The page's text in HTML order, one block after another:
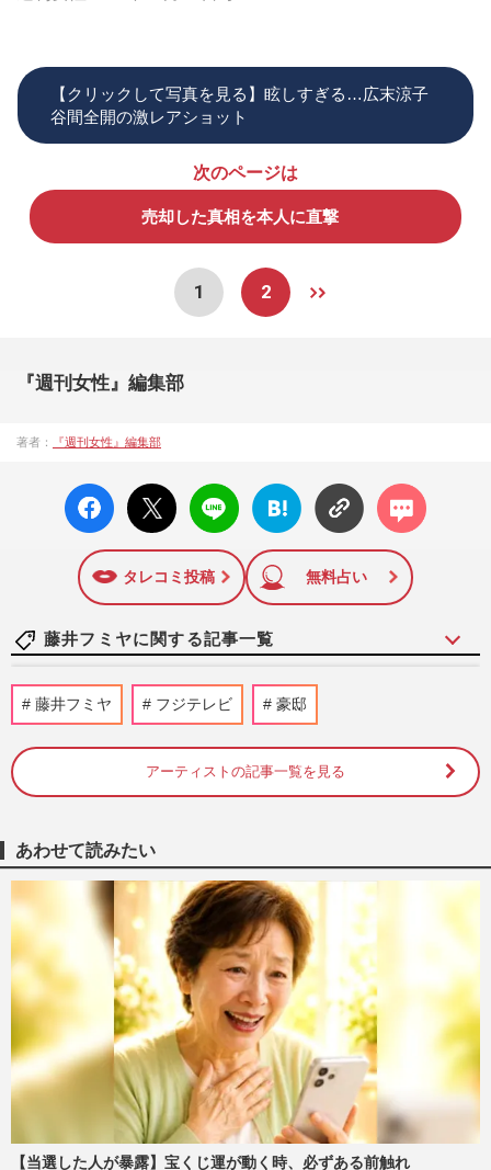
【クリックして写真を見る】眩しすぎる…広末涼子
谷間全開の激レアショット
次のページは
売却した真相を本人に直撃
1 2
『週刊女性』編集部
著者： 『週刊女性』編集部
facebo
ok い
X ポス
ト
LINE
はてな
ブック
に追加
コメン
ト
タレコミ投稿 無料占い
藤井フミヤに関する記事一覧
《'80年代「復活してほしいバンド」ベス
ト10》RC・チェッカーズ・BOOWYを抑
週刊女性2026年4月21日号 2026/4/20
弟、石原伸晃・良純兄弟を大差で退けたワ
ースト1位は花田虎上・貴…
週刊女性2026年3月17日号
藤井フミヤ、ツアー先での自撮り投稿が
「完全にオーラ消えてる」「ただのおじさ
ん」ラフすぎる私服姿に驚愕
週刊女性PRIME 2025/6/10
有働由美子アナ、堤真一と藤井フミヤを前
に“浮き足立って可愛い”のウラで厳しい指
摘「公私混同な番組だな…
週刊女性PRIME
藤井フミヤ フジテレビ 豪邸
アーティストの記事一覧を見る
あわせて読みたい
【当選した人が暴露】宝くじ運が動く時、必ずある前触れ